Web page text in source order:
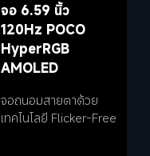
จอ 6.59 นิ้ว
120Hz POCO
HyperRGB
AMOLED
จอถนอมสายตาด้วย
เทคโนโลยี Flicker-Free